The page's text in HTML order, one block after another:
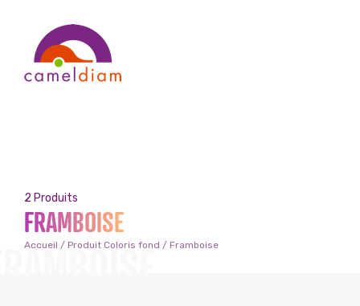
2 Produits
FRAMBOISE
Accueil / Produit Coloris fond / Framboise